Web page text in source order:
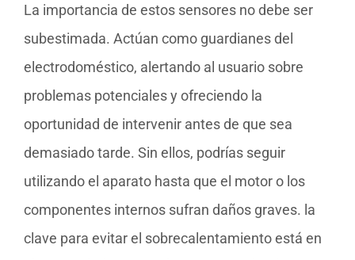
La importancia de estos sensores no debe ser
subestimada. Actúan como guardianes del
electrodoméstico, alertando al usuario sobre
problemas potenciales y ofreciendo la
oportunidad de intervenir antes de que sea
demasiado tarde. Sin ellos, podrías seguir
utilizando el aparato hasta que el motor o los
componentes internos sufran daños graves. la
clave para evitar el sobrecalentamiento está en